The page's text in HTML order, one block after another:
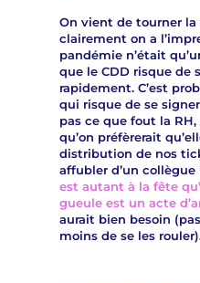
On vient de tourner la
clairement on a
pandémie n’était
que le CDD risque de
rapidement. C’est
qui risque de se
pas ce que fout la
qu’on préfèrerait
distribution de nos
affubler d’un collègue
est autant à la fête
gueule est un acte
aurait bien besoin
moins de se les